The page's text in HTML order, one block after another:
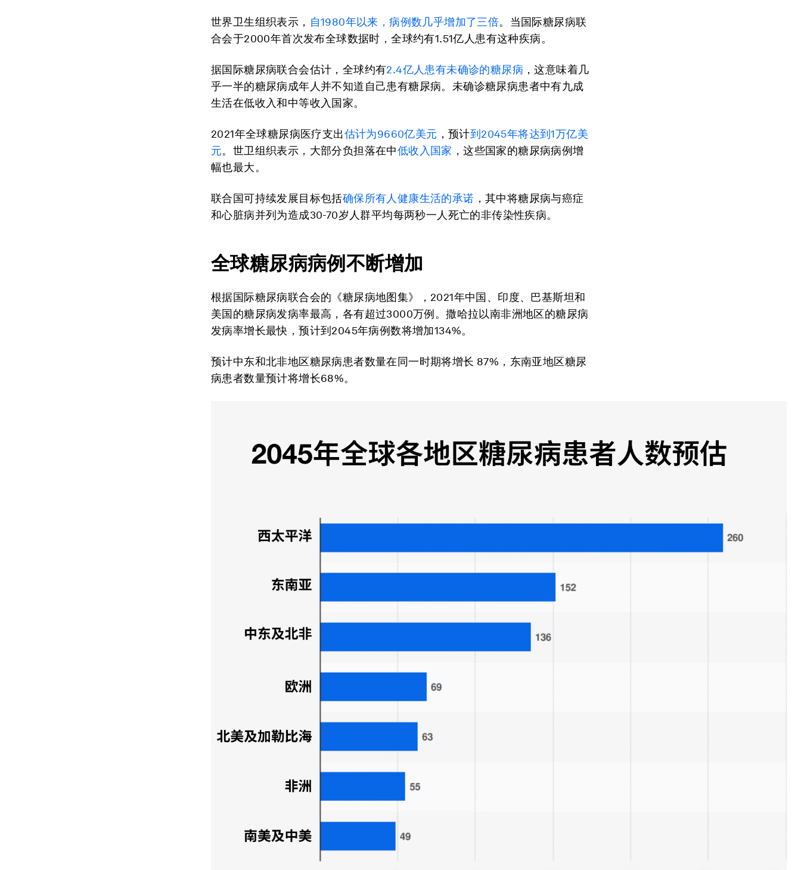
世界卫生组织表示， 自1980年以来，病例数几乎增加了三倍。当国际糖尿病联
合会于2000年首次发布全球数据时，全球约有1.51亿人患有这种疾病。
据国际糖尿病联合会估计，全球约有2.4亿人患有未确诊的糖尿病 ，这意味着几
乎一半的糖尿病成年人并不知道自己患有糖尿病。未确诊糖尿病患者中有九成
生活在低收入和中等收入国家。
2021年全球糖尿病医疗支出估计为9660亿美元 ，预计到2045年将达到1万亿美
元。世卫组织表示，大部分负担落在中低收入国家 ，这些国家的糖尿病病例增
幅也最大。
联合国可持续发展目标包括确保所有人健康生活的承诺 ，其中将糖尿病与癌症
和心脏病并列为造成30-70岁人群平均每两秒一人死亡的非传染性疾病。
全球糖尿病病例不断增加
根据国际糖尿病联合会的《糖尿病地图集》，2021年中国、印度、巴基斯坦和
美国的糖尿病发病率最高，各有超过3000万例。撒哈拉以南非洲地区的糖尿病
发病率增长最快，预计到2045年病例数将增加134%。
预计中东和北非地区糖尿病患者数量在同一时期将增长 87%，东南亚地区糖尿
病患者数量预计将增长68%。